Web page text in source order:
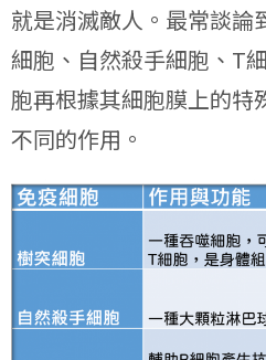
就是消滅敵人。最常談論
細胞、自然殺手細胞、T
胞再根據其細胞膜上的特
不同的作用。